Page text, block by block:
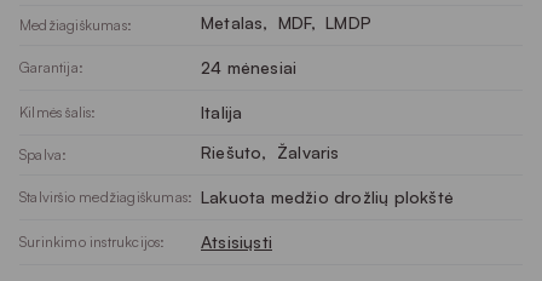
Medžiagiškumas: Metalas, MDF, LMDP
Garantija: 24 mėnesiai
Kilmės šalis: Italija
Spalva: Riešuto, Žalvaris
Stalviršio medžiagiškumas: Lakuota medžio drožlių plokštė
Surinkimo instrukcijos: Atsisiųsti